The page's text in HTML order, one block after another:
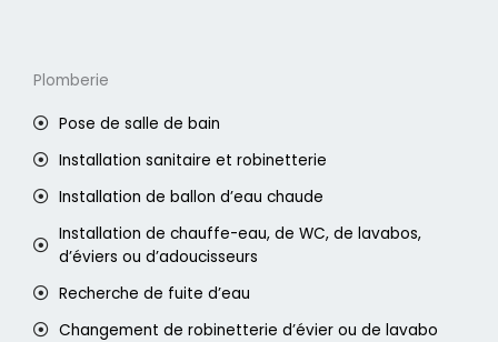
Plomberie
Pose de salle de bain
Installation sanitaire et robinetterie
Installation de ballon d’eau chaude
Installation de chauffe-eau, de WC, de lavabos,
d’éviers ou d’adoucisseurs
Recherche de fuite d’eau
Changement de robinetterie d’évier ou de lavabo